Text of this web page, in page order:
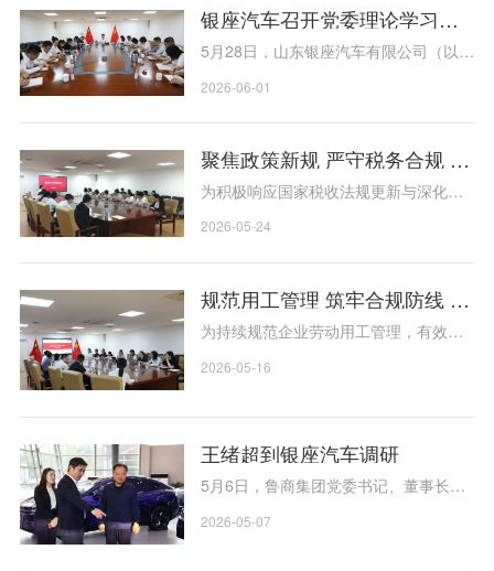
集团产业单位，开展产业协同专项对接
交流，推动汽车后市场服务与集团多元
业态深度融合。 交流现场，银座养车重
点推介智慧养车服务体系、车主生态布
局、标准化养护能力及一站...
银座汽车召开党委理论学习中心组（扩大）2026年第5次集体学习会
5月28日，山东银座汽车有限公司（以下
简称银座汽车）召开党委理论学习中心
围绕深入学习习近平总书记关于树立和
践行正确政绩观的重要论述，坚持以人
民为中心，坚持功成不必在我、功成必
政绩”为主题开展集体学习研讨。银座汽
车党委...
2026-06-01
聚焦政策新规 严守税务合规 | 银座汽车开展税务专题培训
为积极响应国家税收法规更新与深化税
收征管改革的要求，进一步提升公司财
山东银座汽车有限公司（以下简称银座
汽车”）组织开展了增值税与企业所得税
专题税务培训。 本次培训围绕增值税法
税汇算清缴中的常见风险事项，进行了
2026-05-24
规范用工管理 筑牢合规防线 | 银座汽车开展劳动用工专题普法培训
为持续规范企业劳动用工管理，有效防
范化解用工法律风险，全面提升人力资
资深律师进行专题授课。 本次培训聚焦
企业用工全流程管理，紧密结合汽车行
业用工实际，围绕招...
2026-05-16
王绪超到银座汽车调研
5月6日，鲁商集团党委书记、董事长王
2026-05-07